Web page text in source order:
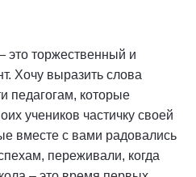
торжественный и
Хочу выразить слова
педагогам, которые
учеников частичку своей
вместе с вами радовались
переживали, когда